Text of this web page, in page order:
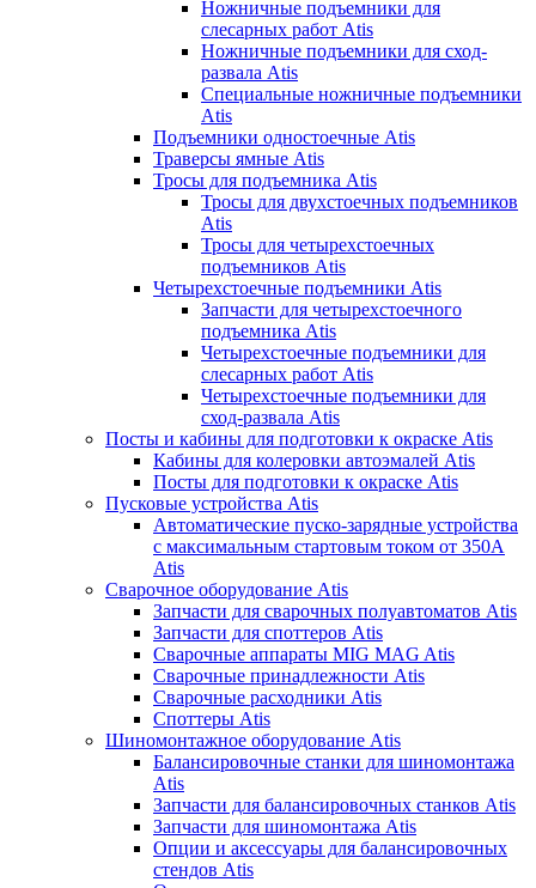
Ножничные подъемники для
слесарных работ Atis
Ножничные подъемники для сход-
развала Atis
Специальные ножничные подъемники
Atis
Подъемники одностоечные Atis
Траверсы ямные Atis
Тросы для подъемника Atis
Тросы для двухстоечных подъемников
Atis
Тросы для четырехстоечных
подъемников Atis
Четырехстоечные подъемники Atis
Запчасти для четырехстоечного
подъемника Atis
Четырехстоечные подъемники для
слесарных работ Atis
Четырехстоечные подъемники для
сход-развала Atis
Посты и кабины для подготовки к окраске Atis
Кабины для колеровки автоэмалей Atis
Посты для подготовки к окраске Atis
Пусковые устройства Atis
Автоматические пуско-зарядные устройства
с максимальным стартовым током от 350А
Atis
Сварочное оборудование Atis
Запчасти для сварочных полуавтоматов Atis
Запчасти для споттеров Atis
Сварочные аппараты MIG MAG Atis
Сварочные принадлежности Atis
Сварочные расходники Atis
Споттеры Atis
Шиномонтажное оборудование Atis
Балансировочные станки для шиномонтажа
Atis
Запчасти для балансировочных станков Atis
Запчасти для шиномонтажа Atis
Опции и аксессуары для балансировочных
стендов Atis